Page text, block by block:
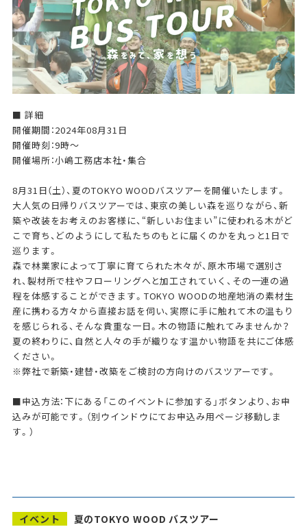
■ 詳細
開催期間：2024年08月31日
開催時刻：9時～
開催場所：小嶋工務店本社・集合
8月31日（土）、夏のTOKYO WOODバスツアーを開催いたします。
大人気の日帰りバスツアーでは、東京の美しい森を巡りながら、新
築や改装をお考えのお客様に、“新しいお住まい”に使われる木がど
こで育ち、どのようにして私たちのもとに届くのかを丸っと1日で
巡ります。
森で林業家によって丁寧に育てられた木々が、原木市場で選別さ
れ、製材所で柱やフローリングへと加工されていく、その一連の過
程を体感することができます。TOKYO WOODの地産地消の素材生
産に携わる方々から直接お話を伺い、実際に手に触れて木の温もり
を感じられる、そんな貴重な一日。木の物語に触れてみませんか？
夏の終わりに、自然と人々の手が織りなす温かい物語を共にご体感
ください。
※弊社で新築・建替・改築をご検討の方向けのバスツアーです。
■申込方法：下にある「このイベントに参加する」ボタンより、お申
込みが可能です。（別ウインドウにてお申込み用ページ移動しま
す。）
イベント
夏のTOKYO WOOD バスツアー